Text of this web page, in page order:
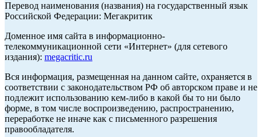
Перевод наименования (названия) на государственный язык
Российской Федерации: Мегакритик
Доменное имя сайта в информационно-
телекоммуникационной сети «Интернет» (для сетевого
издания): megacritic.ru
Вся информация, размещенная на данном сайте, охраняется в
соответствии с законодательством РФ об авторском праве и не
подлежит использованию кем-либо в какой бы то ни было
форме, в том числе воспроизведению, распространению,
переработке не иначе как с письменного разрешения
правообладателя.